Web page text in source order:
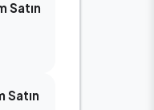
Satın
Satın